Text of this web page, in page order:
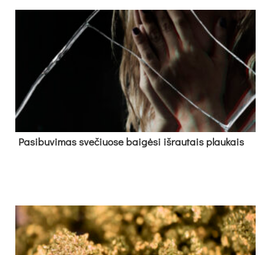
Pa­si­bu­vi­mas sve­čiuo­se bai­gė­si iš­rau­tais plau­kais